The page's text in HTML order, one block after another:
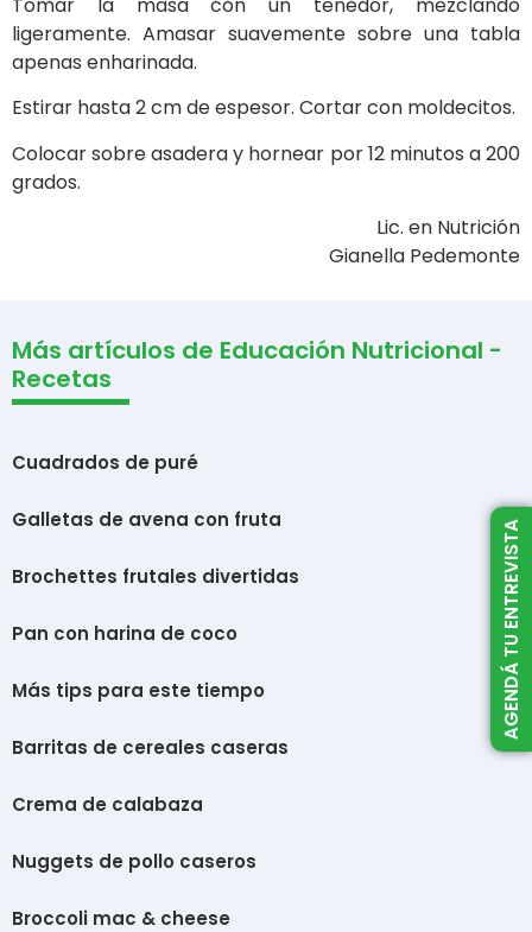
ligeramente. Amasar suavemente sobre una tabla
apenas enharinada.
Estirar hasta 2 cm de espesor. Cortar con moldecitos.
Colocar sobre asadera y hornear por 12 minutos a 200
grados.
Lic. en Nutrición
Gianella Pedemonte
Más artículos de Educación Nutricional -
Recetas
Cuadrados de puré
Galletas de avena con fruta
Brochettes frutales divertidas
Pan con harina de coco
Más tips para este tiempo
Barritas de cereales caseras
Crema de calabaza
Nuggets de pollo caseros
Broccoli mac & cheese
AGENDÁ TU ENTREVISTA